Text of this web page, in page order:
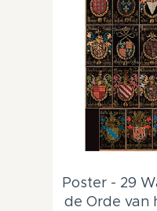
Poster - 29
de Orde van